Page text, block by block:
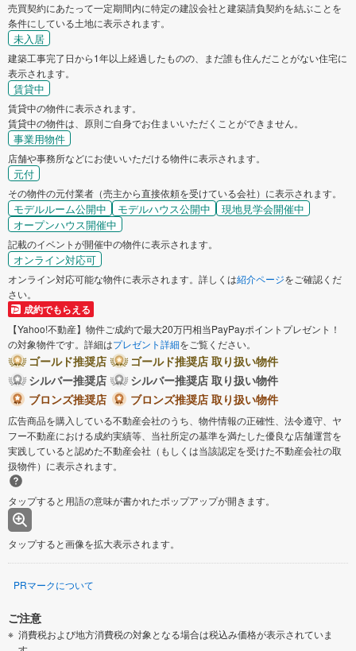
売買契約にあたって一定期間内に特定の建設会社と建築請負契約を結ぶことを
条件にしている土地に表示されます。
未入居
建築工事完了日から1年以上経過したものの、まだ誰も住んだことがない住宅に
表示されます。
賃貸中
賃貸中の物件に表示されます。
賃貸中の物件は、原則ご自身でお住まいいただくことができません。
事業用物件
店舗や事務所などにお使いいただける物件に表示されます。
元付
その物件の元付業者（売主から直接依頼を受けている会社）に表示されます。
モデルルーム公開中 モデルハウス公開中
現地見学会開催中
オープンハウス開催中
記載のイベントが開催中の物件に表示されます。
オンライン対応可
オンライン対応可能な物件に表示されます。詳しくは紹介ページをご確認くだ
さい。
成約でもらえる
【Yahoo!不動産】物件ご成約で最大20万円相当PayPayポイントプレゼント！
の対象物件です。詳細はプレゼント詳細をご覧ください。
ゴールド推奨店
ゴールド推奨店 取り扱い物件
シルバー推奨店
シルバー推奨店 取り扱い物件
ブロンズ推奨店
ブロンズ推奨店 取り扱い物件
広告商品を購入している不動産会社のうち、物件情報の正確性、法令遵守、ヤ
フー不動産における成約実績等、当社所定の基準を満たした優良な店舗運営を
実践していると認めた不動産会社（もしくは当該認定を受けた不動産会社の取
扱物件）に表示されます。
タップすると用語の意味が書かれたポップアップが開きます。
タップすると画像を拡大表示されます。
PRマークについて
ご注意
消費税および地方消費税の対象となる場合は税込み価格が表示されていま